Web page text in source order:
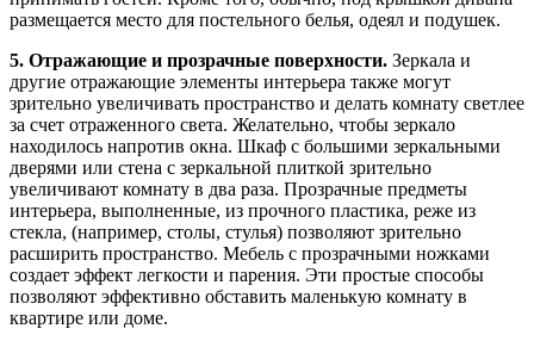
размещается место для постельного белья, одеял и подушек.
5. Отражающие и прозрачные поверхности. Зеркала и
другие отражающие элементы интерьера также могут
зрительно увеличивать пространство и делать комнату светлее
за счет отраженного света. Желательно, чтобы зеркало
находилось напротив окна. Шкаф с большими зеркальными
дверями или стена с зеркальной плиткой зрительно
увеличивают комнату в два раза. Прозрачные предметы
интерьера, выполненные, из прочного пластика, реже из
стекла, (например, столы, стулья) позволяют зрительно
расширить пространство. Мебель с прозрачными ножками
создает эффект легкости и парения. Эти простые способы
позволяют эффективно обставить маленькую комнату в
квартире или доме.